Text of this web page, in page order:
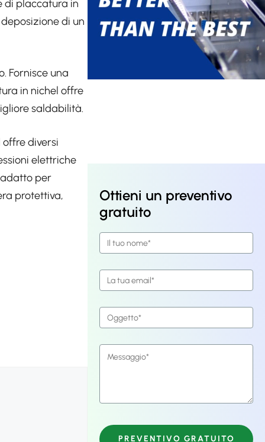
di placcatura in
di un
Fornisce una
in nichel offre
saldabilità.
diversi
elettriche
per
protettiva,
Ottieni un preventivo
gratuito